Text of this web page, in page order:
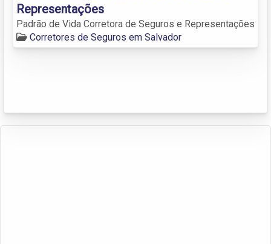
Representações
Padrão de Vida Corretora de Seguros e Representações
Corretores de Seguros em Salvador